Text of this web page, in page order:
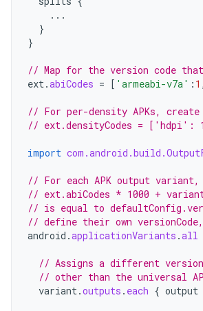
...
}
}
// Map for the version code
ext.abiCodes = [ 'armeabi-v7a' : 1 ,
// For per-density APKs,
// ext.densityCodes =
import
// For each APK output
// ext.abiCodes * 1000 +
// is equal to
// define their own
android .applicationVariants .all
// Assigns a different version
// other than the universal
variant.outputs . each { output